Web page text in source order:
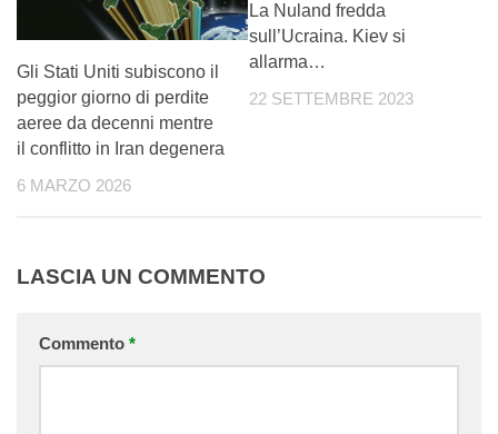
Gli Stati Uniti subiscono il
peggior giorno di perdite
aeree da decenni mentre
il conflitto in Iran degenera
6 MARZO 2026
La Nuland fredda
sull’Ucraina. Kiev si
allarma…
22 SETTEMBRE 2023
LASCIA UN COMMENTO
Commento *